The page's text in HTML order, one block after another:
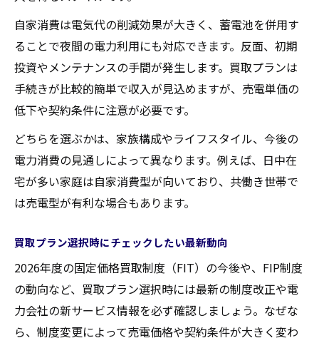
自家消費は電気代の削減効果が大きく、蓄電池を併用す
ることで夜間の電力利用にも対応できます。反面、初期
投資やメンテナンスの手間が発生します。買取プランは
手続きが比較的簡単で収入が見込めますが、売電単価の
低下や契約条件に注意が必要です。
どちらを選ぶかは、家族構成やライフスタイル、今後の
電力消費の見通しによって異なります。例えば、日中在
宅が多い家庭は自家消費型が向いており、共働き世帯で
は売電型が有利な場合もあります。
買取プラン選択時にチェックしたい最新動向
2026年度の固定価格買取制度（FIT）の今後や、FIP制度
の動向など、買取プラン選択時には最新の制度改正や電
力会社の新サービス情報を必ず確認しましょう。なぜな
ら、制度変更によって売電価格や契約条件が大きく変わ